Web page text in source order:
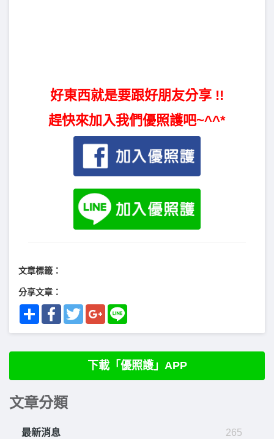
好東西就是要跟好朋友分享 !!
趕快來加入我們優照護吧~^^*
文章標籤：
分享文章：
Share FacebookTwitterGoogle+
下載「優照護」APP
文章分類
最新消息 265